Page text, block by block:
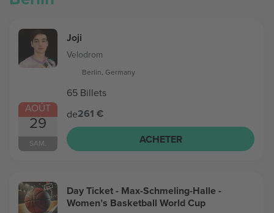
AOÛT
29
SAM.
Joji
Velodrom
Berlin, Germany
65 Billets
de261 €
ACHETER
Day Ticket - Max-Schmeling-Halle -
Women’s Basketball World Cup